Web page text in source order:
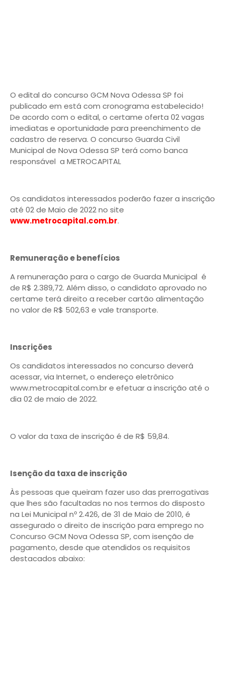
O edital do concurso GCM Nova Odessa SP foi
publicado em está com cronograma estabelecido!
De acordo com o edital, o certame oferta 02 vagas
imediatas e oportunidade para preenchimento de
cadastro de reserva. O concurso Guarda Civil
Municipal de Nova Odessa SP terá como banca
responsável a METROCAPITAL
Os candidatos interessados poderão fazer a inscrição
até 02 de Maio de 2022 no site
www.metrocapital.com.br.
Remuneração e benefícios
A remuneração para o cargo de Guarda Municipal é
de R$ 2.389,72. Além disso, o candidato aprovado no
certame terá direito a receber cartão alimentação
no valor de R$ 502,63 e vale transporte.
Inscrições
Os candidatos interessados no concurso deverá
acessar, via Internet, o endereço eletrônico
www.metrocapital.com.br e efetuar a inscrição até o
dia 02 de maio de 2022.
O valor da taxa de inscrição é de R$ 59,84.
Isenção da taxa de inscrição
Às pessoas que queiram fazer uso das prerrogativas
que lhes são facultadas no nos termos do disposto
na Lei Municipal nº 2.426, de 31 de Maio de 2010, é
assegurado o direito de inscrição para emprego no
Concurso GCM Nova Odessa SP, com isenção de
pagamento, desde que atendidos os requisitos
destacados abaixo: